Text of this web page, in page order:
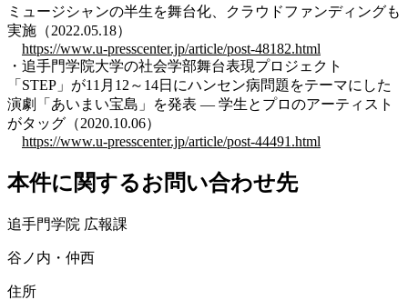
ミュージシャンの半生を舞台化、クラウドファンディングも
実施（2022.05.18）
https://www.u-presscenter.jp/article/post-48182.html
・追手門学院大学の社会学部舞台表現プロジェクト
「STEP」が11月12～14日にハンセン病問題をテーマにした
演劇「あいまい宝島」を発表 — 学生とプロのアーティスト
がタッグ（2020.10.06）
https://www.u-presscenter.jp/article/post-44491.html
本件に関するお問い合わせ先
追手門学院 広報課
谷ノ内・仲西
住所